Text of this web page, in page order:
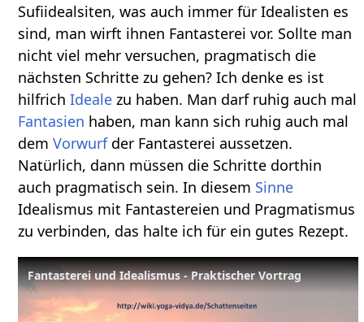
Sufiidealsiten, was auch immer für Idealisten es
sind, man wirft ihnen Fantasterei vor. Sollte man
nicht viel mehr versuchen, pragmatisch die
nächsten Schritte zu gehen? Ich denke es ist
hilfrichIdeale zu haben. Man darf ruhig auch mal
Fantasien haben, man kann sich ruhig auch mal
demVorwurfder Fantasterei aussetzen.
Natürlich, dann müssen die Schritte dorthin
auch pragmatisch sein. In diesem Sinne
Idealismus mit Fantastereien und Pragmatismus
zu verbinden, das halte ich für ein gutes Rezept.
Fantasterei und Idealismus - Praktischer Vortrag